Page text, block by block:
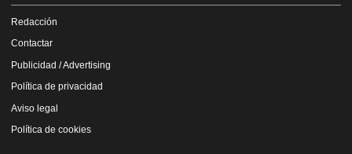
Redacción
Contactar
Publicidad / Advertising
Política de privacidad
Aviso legal
Política de cookies